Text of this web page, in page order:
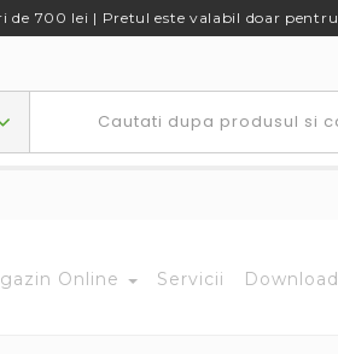
700 lei | Pretul este valabil doar pentru
Online Servicii Download